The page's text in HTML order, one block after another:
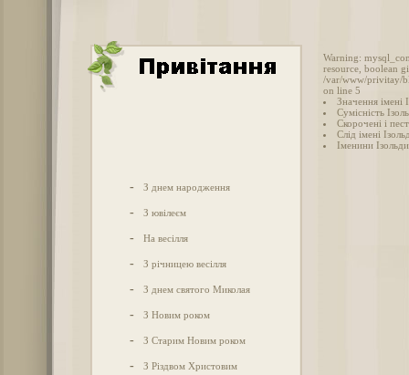
- З днем народження
- З ювілеєм
- На весілля
- З річницею весілля
- З днем святого Миколая
- З Новим роком
- З Старим Новим роком
- З Різдвом Христовим
Warning:
resource, boolean
/var/www/privitay/
on line 5
Значення імені
Сумісність
Скорочені і
Слід імені
Іменини Ізольди